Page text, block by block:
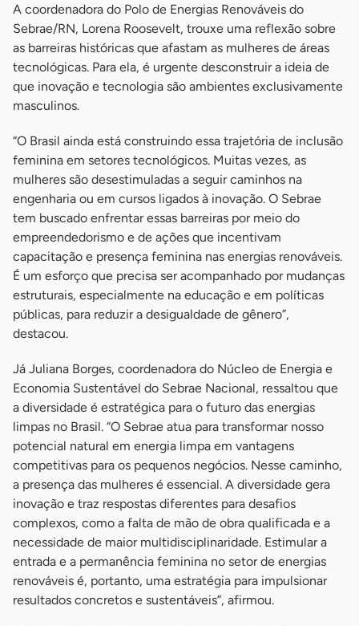
A coordenadora do Polo de Energias Renováveis do
Sebrae/RN, Lorena Roosevelt, trouxe uma reflexão sobre
as barreiras históricas que afastam as mulheres de áreas
tecnológicas. Para ela, é urgente desconstruir a ideia de
que inovação e tecnologia são ambientes exclusivamente
masculinos.
“O Brasil ainda está construindo essa trajetória de inclusão
feminina em setores tecnológicos. Muitas vezes, as
mulheres são desestimuladas a seguir caminhos na
engenharia ou em cursos ligados à inovação. O Sebrae
tem buscado enfrentar essas barreiras por meio do
empreendedorismo e de ações que incentivam
capacitação e presença feminina nas energias renováveis.
É um esforço que precisa ser acompanhado por mudanças
estruturais, especialmente na educação e em políticas
públicas, para reduzir a desigualdade de gênero”,
destacou.
Já Juliana Borges, coordenadora do Núcleo de Energia e
Economia Sustentável do Sebrae Nacional, ressaltou que
a diversidade é estratégica para o futuro das energias
limpas no Brasil. “O Sebrae atua para transformar nosso
potencial natural em energia limpa em vantagens
competitivas para os pequenos negócios. Nesse caminho,
a presença das mulheres é essencial. A diversidade gera
inovação e traz respostas diferentes para desafios
complexos, como a falta de mão de obra qualificada e a
necessidade de maior multidisciplinaridade. Estimular a
entrada e a permanência feminina no setor de energias
renováveis é, portanto, uma estratégia para impulsionar
resultados concretos e sustentáveis”, afirmou.